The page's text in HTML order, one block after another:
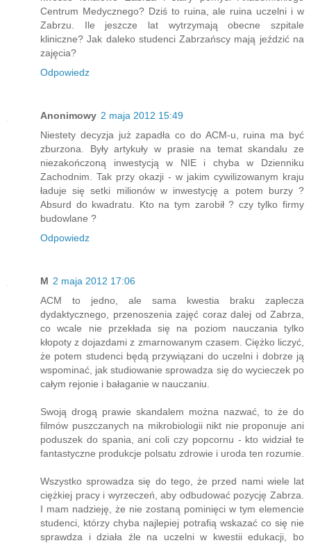
Centrum Medycznego? Dziś to ruina, ale ruina uczelni i w
Zabrzu. Ile jeszcze lat wytrzymają obecne szpitale
kliniczne? Jak daleko studenci Zabrzańscy mają jeździć na
zajęcia?
Odpowiedz
Anonimowy 2 maja 2012 15:49
Niestety decyzja już zapadła co do ACM-u, ruina ma być
zburzona. Były artykuły w prasie na temat skandalu ze
niezakończoną inwestycją w NIE i chyba w Dzienniku
Zachodnim. Tak przy okazji - w jakim cywilizowanym kraju
ładuje się setki milionów w inwestycję a potem burzy ?
Absurd do kwadratu. Kto na tym zarobił ? czy tylko firmy
budowlane ?
Odpowiedz
M 2 maja 2012 17:06
ACM to jedno, ale sama kwestia braku zaplecza
dydaktycznego, przenoszenia zajęć coraz dalej od Zabrza,
co wcale nie przekłada się na poziom nauczania tylko
kłopoty z dojazdami z zmarnowanym czasem. Ciężko liczyć,
że potem studenci będą przywiązani do uczelni i dobrze ją
wspominać, jak studiowanie sprowadza się do wycieczek po
całym rejonie i bałaganie w nauczaniu.
Swoją drogą prawie skandalem można nazwać, to że do
filmów puszczanych na mikrobiologii nikt nie proponuje ani
poduszek do spania, ani coli czy popcornu - kto widział te
fantastyczne produkcje polsatu zdrowie i uroda ten rozumie.
Wszystko sprowadza się do tego, że przed nami wiele lat
ciężkiej pracy i wyrzeczeń, aby odbudować pozycję Zabrza.
I mam nadzieję, że nie zostaną pominięci w tym elemencie
studenci, którzy chyba najlepiej potrafią wskazać co się nie
sprawdza i działa źle na uczelni w kwestii edukacji, bo